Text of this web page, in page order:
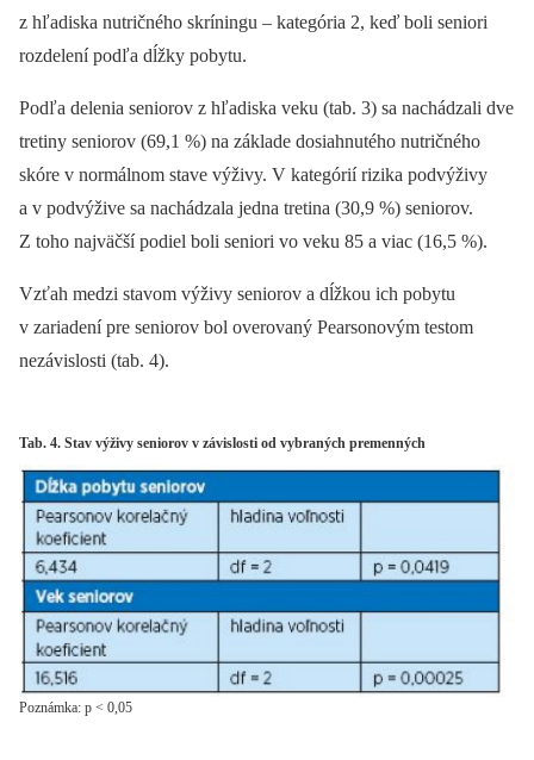
z hľadiska nutričného skríningu –⁠ kategória 2, keď boli seniori
rozdelení podľa dĺžky pobytu.
Podľa delenia seniorov z hľadiska veku (tab. 3) sa nachádzali dve
tretiny seniorov (69,1 %) na základe dosiahnutého nutričného
skóre v normálnom stave výživy. V kategórií rizika podvýživy
a v podvýžive sa nachádzala jedna tretina (30,9 %) seniorov.
Z toho najväčší podiel boli seniori vo veku 85 a viac (16,5 %).
Vzťah medzi stavom výživy seniorov a dĺžkou ich pobytu
v zariadení pre seniorov bol overovaný Pearsonovým testom
nezávislosti (tab. 4).
Tab. 4. Stav výživy seniorov v závislosti od vybraných premenných
Poznámka: p < 0,05